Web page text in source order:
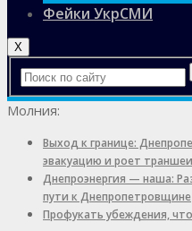
Фейки УкрСМИ
X
Молния:
Выход к границе:
эвакуацию и роет траншеи
Днепроэнергия — наша:
пути к Днепропетровщине
Профукать убеждения,